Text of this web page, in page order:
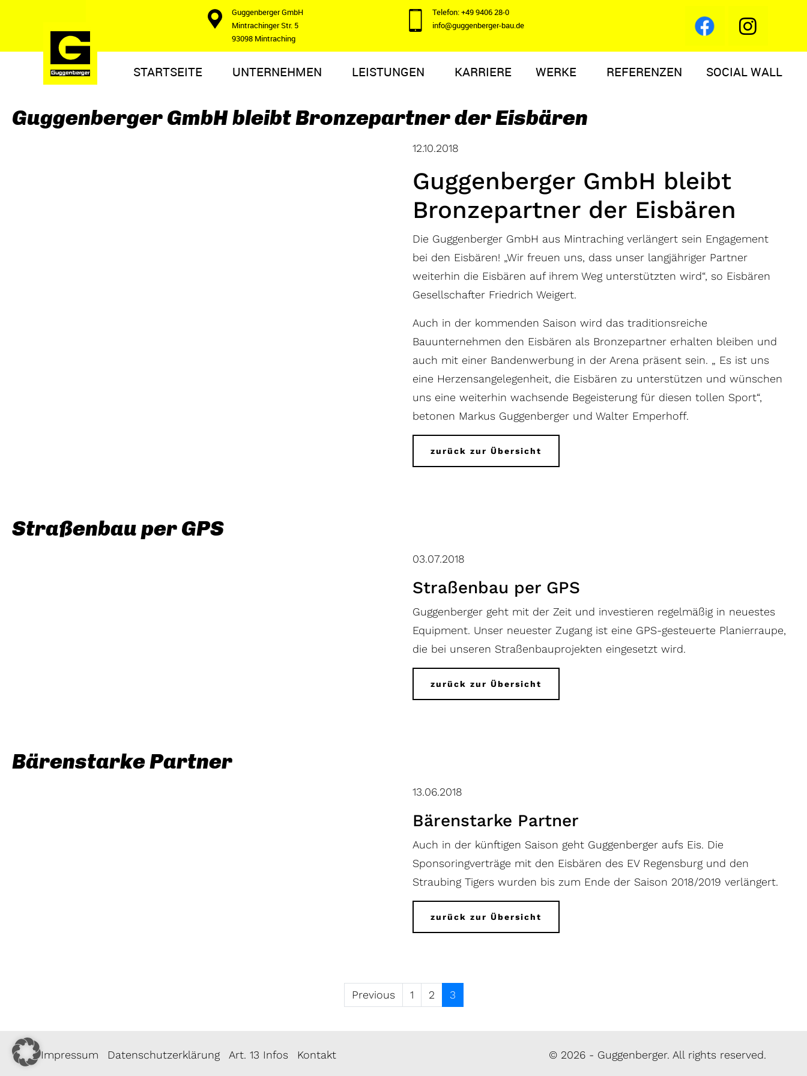
Guggenberger GmbH
Mintrachinger Str. 5
93098 Mintraching
Telefon: +49 9406 28-0
info@guggenberger-bau.de
STARTSEITE UNTERNEHMEN LEISTUNGEN KARRIERE WERKE REFERENZEN SOCIAL WALL
Guggenberger GmbH bleibt Bronzepartner der Eisbären
12.10.2018
Guggenberger GmbH bleibt
Bronzepartner der Eisbären
Die Guggenberger GmbH aus Mintraching verlängert sein Engagement
bei den Eisbären! „Wir freuen uns, dass unser langjähriger Partner
weiterhin die Eisbären auf ihrem Weg unterstützten wird“, so Eisbären
Gesellschafter Friedrich Weigert.
Auch in der kommenden Saison wird das traditionsreiche
Bauunternehmen den Eisbären als Bronzepartner erhalten bleiben und
auch mit einer Bandenwerbung in der Arena präsent sein. „ Es ist uns
eine Herzensangelegenheit, die Eisbären zu unterstützen und wünschen
uns eine weiterhin wachsende Begeisterung für diesen tollen Sport“,
betonen Markus Guggenberger und Walter Emperhoff.
zurück zur Übersicht
Straßenbau per GPS
03.07.2018
Straßenbau per GPS
Guggenberger geht mit der Zeit und investieren regelmäßig in neuestes
Equipment. Unser neuester Zugang ist eine GPS-gesteuerte Planierraupe,
die bei unseren Straßenbauprojekten eingesetzt wird.
zurück zur Übersicht
Bärenstarke Partner
13.06.2018
Bärenstarke Partner
Auch in der künftigen Saison geht Guggenberger aufs Eis. Die
Sponsoringverträge mit den Eisbären des EV Regensburg und den
Straubing Tigers wurden bis zum Ende der Saison 2018/2019 verlängert.
zurück zur Übersicht
Previous 1 2 3
Impressum Datenschutzerklärung Art. 13 Infos Kontakt © 2026 - Guggenberger. All rights reserved.